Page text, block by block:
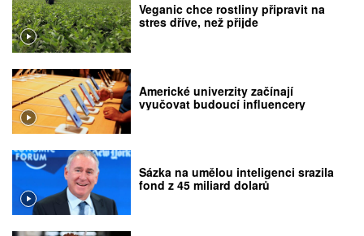
Veganic chce rostliny připravit na
stres dříve, než přijde
Americké univerzity začínají
vyučovat budoucí influencery
Sázka na umělou inteligenci srazila
fond z 45 miliard dolarů